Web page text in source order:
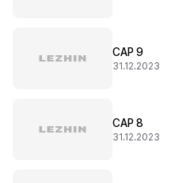
CAP 9
31.12.2023
CAP 8
31.12.2023